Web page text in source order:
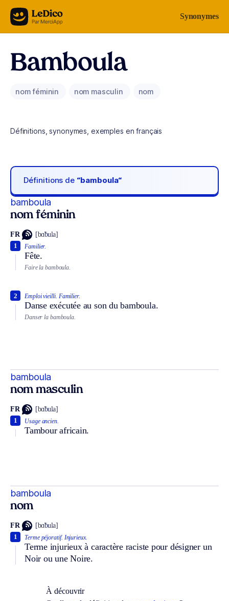
Aller au contenu Synonymes
Bamboula
nom féminin nom masculin nom
Définitions, synonymes, exemples en français
Définitions de “bamboula“
bamboula
nom féminin
FR [bɑ̃bula]
Familier.
Fête.
1
Faire la bamboula.
Emploi vieilli. Familier.
Danse exécutée au son du bamboula.
2
Danser la bamboula.
bamboula
nom masculin
FR [bɑ̃bula]
Usage ancien.
Tambour africain.
1
bamboula
nom
FR [bɑ̃bula]
Terme péjoratif. Injurieux.
Terme injurieux à caractère raciste pour désigner un
Noir ou une Noire.
1
À découvrir